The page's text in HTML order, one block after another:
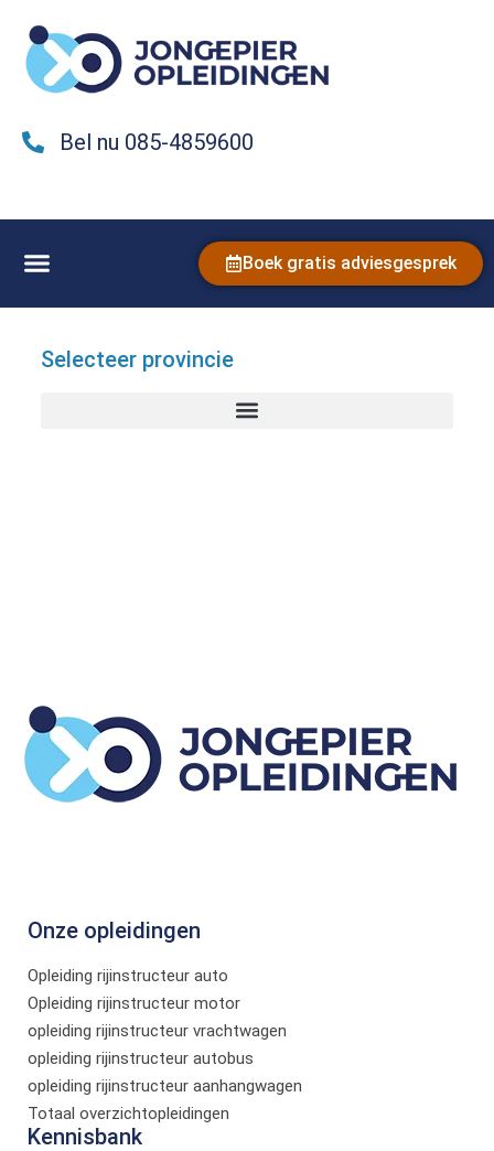
Bel nu 085-4859600
Boek gratis adviesgesprek
Selecteer provincie
Onze opleidingen
Opleiding rijinstructeur auto
Opleiding rijinstructeur motor
opleiding rijinstructeur vrachtwagen
opleiding rijinstructeur autobus
opleiding rijinstructeur aanhangwagen
Totaal overzichtopleidingen
Kennisbank